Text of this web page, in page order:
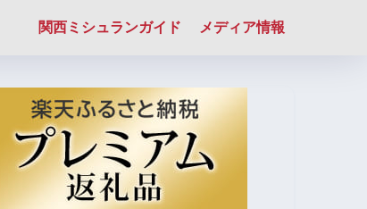
関西ミシュランガイド メディア情報